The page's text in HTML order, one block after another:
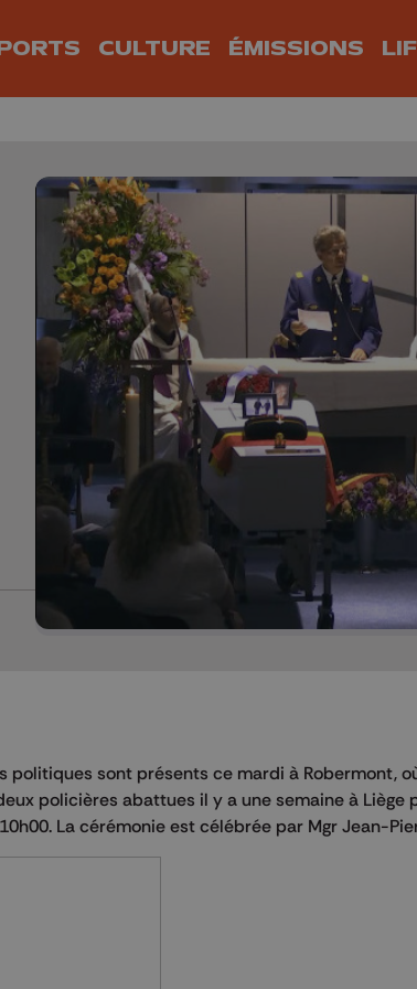
CULTURE ÉMISSIONS
sont présents ce mardi à Robermont,
policières abattues il y a une semaine à Liège
La cérémonie est célébrée par Mgr Jean-